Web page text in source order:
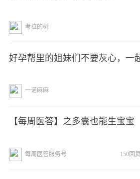
考拉的树
好孕帮里的姐妹们不要灰心，一
一诺麻麻
【每周医答】之多囊也能生宝宝
每周医答服务号 150回复